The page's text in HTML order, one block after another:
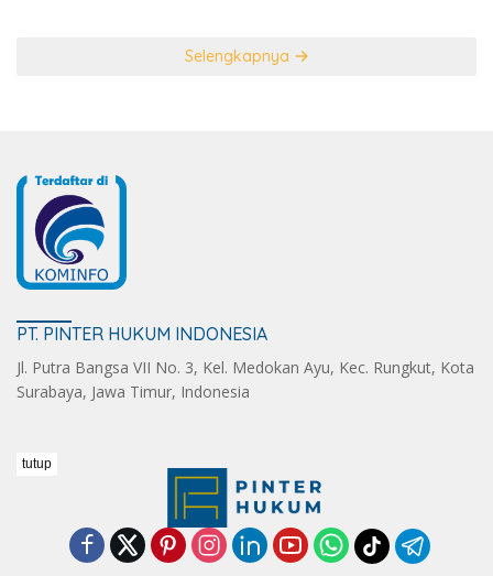
Selengkapnya
PT. PINTER HUKUM INDONESIA
Jl. Putra Bangsa VII No. 3, Kel. Medokan Ayu, Kec. Rungkut, Kota
Surabaya, Jawa Timur, Indonesia
tutup